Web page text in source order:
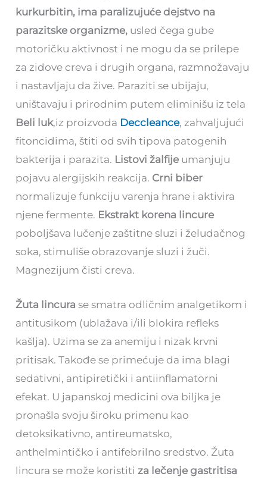
kurkurbitin, ima paralizujuće dejstvo na
parazitske organizme, usled čega gube
motoričku aktivnost i ne mogu da se prilepe
za zidove creva i drugih organa, razmnožavaju
i nastavljaju da žive. Paraziti se ubijaju,
uništavaju i prirodnim putem eliminišu iz tela
Beli luk,iz proizvoda Deccleance, zahvalјujući
fitoncidima, štiti od svih tipova patogenih
bakterija i parazita. Listovi žalfije umanjuju
pojavu alergijskih reakcija. Crni biber
normalizuje funkciju varenja hrane i aktivira
njene fermente. Ekstrakt korena lincure
pobolјšava lučenje zaštitne sluzi i želudačnog
soka, stimuliše obrazovanje sluzi i žuči.
Magnezijum čisti creva.
Žuta lincura se smatra odličnim analgetikom i
antitusikom (ublažava i/ili blokira refleks
kašlja). Uzima se za anemiju i nizak krvni
pritisak. Takođe se primećuje da ima blagi
sedativni, antipiretički i antiinflamatorni
efekat. U japanskoj medicini ova biljka je
pronašla svoju široku primenu kao
detoksikativno, antireumatsko,
anthelmintičko i antifebrilno sredstvo. Žuta
lincura se može koristitiza lečenje gastritisa